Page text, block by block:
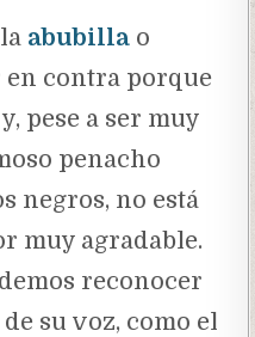
abubilla o
contra porque
pese a ser muy
penacho
negros, no está
muy agradable.
reconocer
su voz, como el